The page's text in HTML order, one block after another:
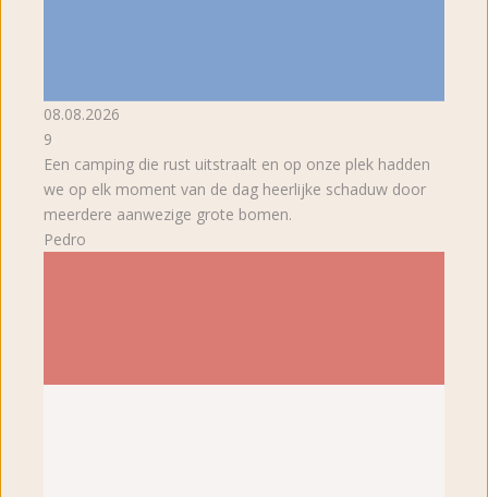
08.08.2026
9
Een camping die rust uitstraalt en op onze plek hadden
we op elk moment van de dag heerlijke schaduw door
meerdere aanwezige grote bomen.
Pedro